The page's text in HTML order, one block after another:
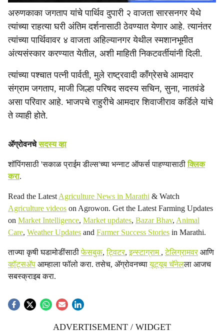
अरुणकाका जगताप यांचे पार्थिव दुपारी २ वाजता सारसनगर येथे
त्यांच्या राहत्या घरी अंतिम दर्शनासाठी ठेवण्यात येणार आहे. त्यानंतर
त्यांच्या पार्थिवावर ४ वाजता अहिल्यानगर येथील स्मशानभूमीत
अंत्यसंस्कार करण्यात येतील, अशी माहिती निकटवर्तीयांनी दिली.
त्यांच्या पश्चात पत्नी पार्वती, मुले राष्ट्रवादी काँग्रेसचे आमदार
संग्राम जगताप, माजी जिल्हा परिषद सदस्य सचिन, सुना, नातवंडे
असा परिवार आहे. भाजपचे राहुरीचे आमदार शिवाजीराव कर्डिले यांचे
ते व्याही होते.
ॲग्रोवनचेसदस्य व्हा
शॉपिंगसाठी 'सकाळ प्राईम डील्स'च्या भन्नाट ऑफर्स पाहण्यासाठीक्लिक
करा.
Read the Latest Agriculture News in Marathi & Watch
Agriculture videos on Agrowon. Get the Latest Farming Updates
on Market Intelligence, Market updates, Bazar Bhav, Animal
Care, Weather Updates and Farmer Success Stories in Marathi.
ताज्या कृषी घडामोडींसाठीफेसबुक,ट्विटर,इन्स्टाग्राम ,टेलिग्रामवरआणि
व्हॉट्सॲप आम्हाला फॉलो करा. तसेच, ॲग्रोवनच्यायूट्यूब चॅनेलला आजच
सबस्क्राइब करा.
ADVERTISEMENT / WIDGET